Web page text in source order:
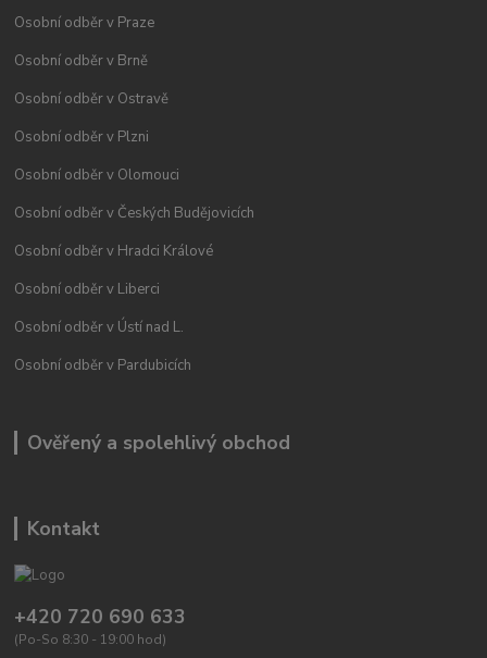
Osobní odběr v Praze
Osobní odběr v Brně
Osobní odběr v Ostravě
Osobní odběr v Plzni
Osobní odběr v Olomouci
Osobní odběr v Českých Budějovicích
Osobní odběr v Hradci Králové
Osobní odběr v Liberci
Osobní odběr v Ústí nad L.
Osobní odběr v Pardubicích
Ověřený a spolehlivý obchod
Kontakt
+420 720 690 633
(Po-So 8:30 - 19:00 hod)